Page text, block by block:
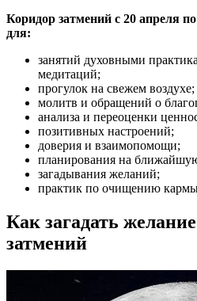
Коридор затмений с 20 апреля
для:
занятий духовными
медитаций;
прогулок на свежем воздухе;
молитв и обращений о
анализа и переоценки
позитивных настроений;
доверия и взаимопомощи;
планирования на
загадывания желаний;
практик по очищению
Как загадать
затмений